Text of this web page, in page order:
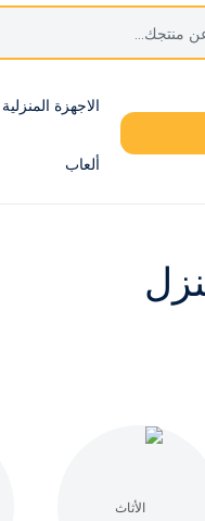
الاجهزة المنزلية
ألعاب